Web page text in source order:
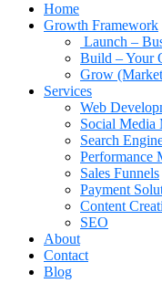
Home
Growth Framework
Launch –
Build – Your
Grow
Services
Web
Social Media
Search
Performance
Sales Funnels
Payment
Content
SEO
About
Contact
Blog